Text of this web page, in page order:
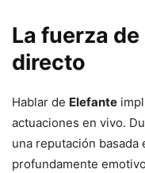
La fuerza
directo
Hablar de Elefante
actuaciones en vivo.
una reputación
profundamente